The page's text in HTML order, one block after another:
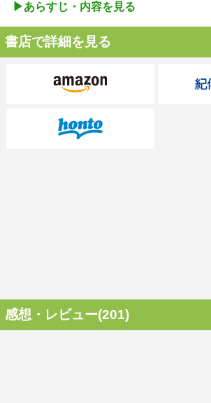
▶︎あらすじ・内容を見る
書店で詳細を見る
感想・レビュー(201)